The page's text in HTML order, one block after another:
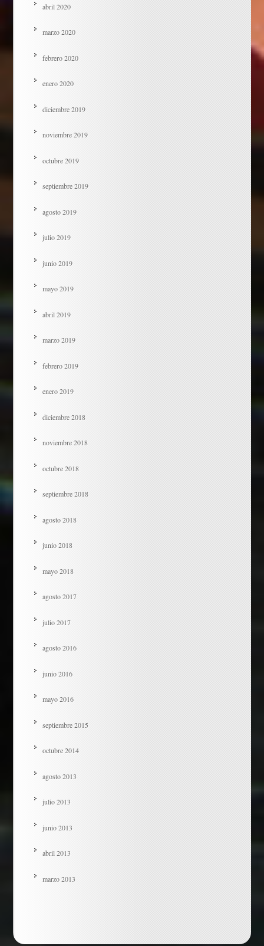
abril 2020
marzo 2020
febrero 2020
enero 2020
diciembre 2019
noviembre 2019
octubre 2019
septiembre 2019
agosto 2019
julio 2019
junio 2019
mayo 2019
abril 2019
marzo 2019
febrero 2019
enero 2019
diciembre 2018
noviembre 2018
octubre 2018
septiembre 2018
agosto 2018
junio 2018
mayo 2018
agosto 2017
julio 2017
agosto 2016
junio 2016
mayo 2016
septiembre 2015
octubre 2014
agosto 2013
julio 2013
junio 2013
abril 2013
marzo 2013